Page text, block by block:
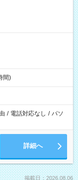
間)
/ 電話対応なし / パソ
詳細へ
掲載日：2026.08.06